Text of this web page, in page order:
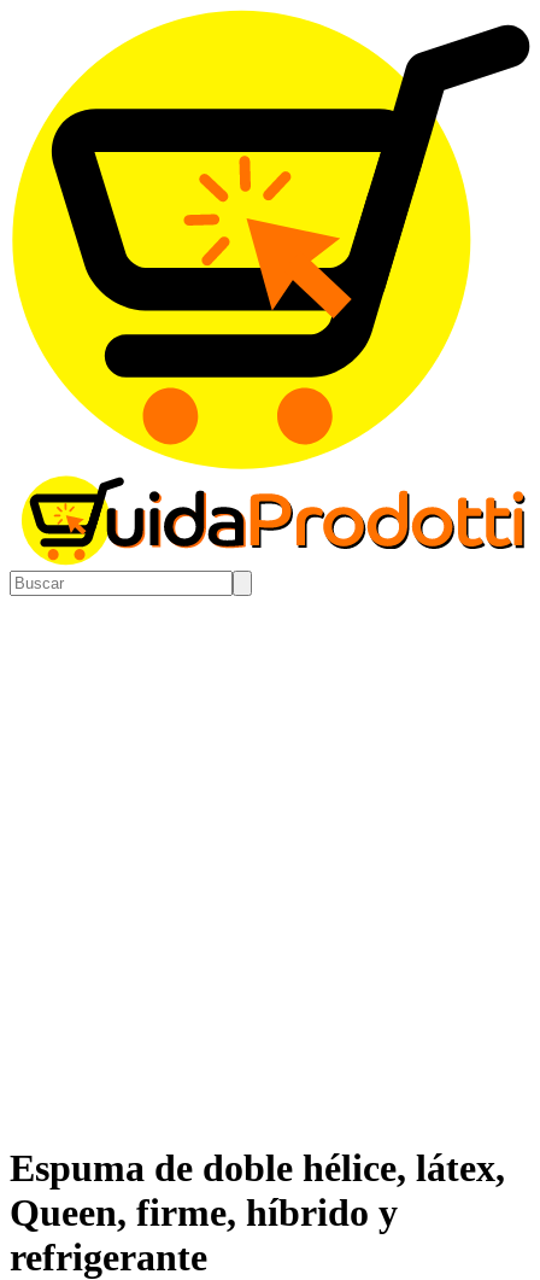
Espuma de doble hélice, látex,
Queen, firme, híbrido y
refrigerante